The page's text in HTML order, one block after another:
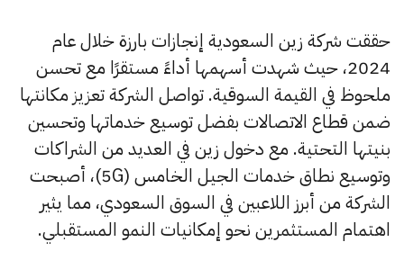
حققت شركة زين السعودية إنجازات بارزة خلال عام
2024، حيث شهدت أسهمها أداءً مستقرًا مع تحسن
ملحوظ في القيمة السوقية. تواصل الشركة تعزيز مكانتها
ضمن قطاع الاتصالات بفضل توسيع خدماتها وتحسين
بنيتها التحتية. مع دخول زين في العديد من الشراكات
وتوسيع نطاق خدمات الجيل الخامس (5G)، أصبحت
الشركة من أبرز اللاعبين في السوق السعودي، مما يثير
اهتمام المستثمرين نحو إمكانيات النمو المستقبلي.